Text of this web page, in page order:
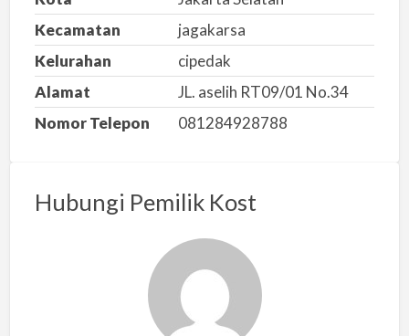
m
a
s
a
l
a
Kecamatan
jagakarsa
Kelurahan
cipedak
Alamat
JL. aselih RT09/01 No.34
Nomor Telepon
081284928788
Hubungi Pemilik Kost